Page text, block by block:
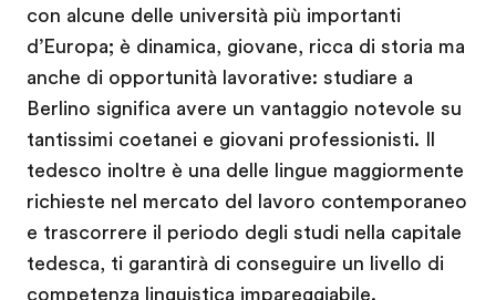
con alcune delle università più importanti
d’Europa; è dinamica, giovane, ricca di storia ma
anche di opportunità lavorative: studiare a
Berlino significa avere un vantaggio notevole su
tantissimi coetanei e giovani professionisti. Il
tedesco inoltre è una delle lingue maggiormente
richieste nel mercato del lavoro contemporaneo
e trascorrere il periodo degli studi nella capitale
tedesca, ti garantirà di conseguire un livello di
competenza linguistica impareggiabile.